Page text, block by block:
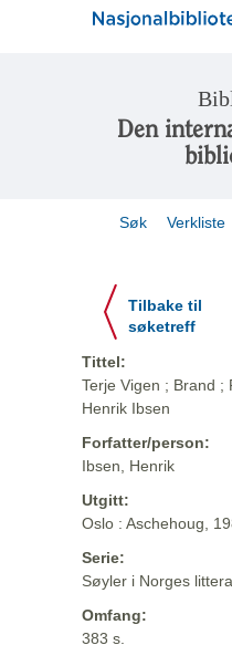
Den
Søk Verkliste
Tilbake til
søketreff
Tittel:
Terje Vigen ; Brand ;
Henrik Ibsen
Forfatter/person:
Ibsen, Henrik
Utgitt:
Oslo : Aschehoug,
Serie:
Søyler i Norges
Omfang:
383 s.